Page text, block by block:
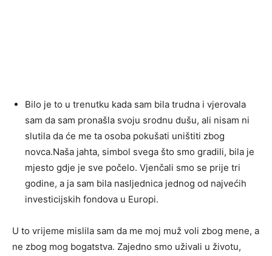
Bilo je to u trenutku kada sam bila trudna i vjerovala
sam da sam pronašla svoju srodnu dušu, ali nisam ni
slutila da će me ta osoba pokušati uništiti zbog
novca.Naša jahta, simbol svega što smo gradili, bila je
mjesto gdje je sve počelo. Vjenčali smo se prije tri
godine, a ja sam bila nasljednica jednog od najvećih
investicijskih fondova u Europi.
U to vrijeme mislila sam da me moj muž voli zbog mene, a
ne zbog mog bogatstva. Zajedno smo uživali u životu,